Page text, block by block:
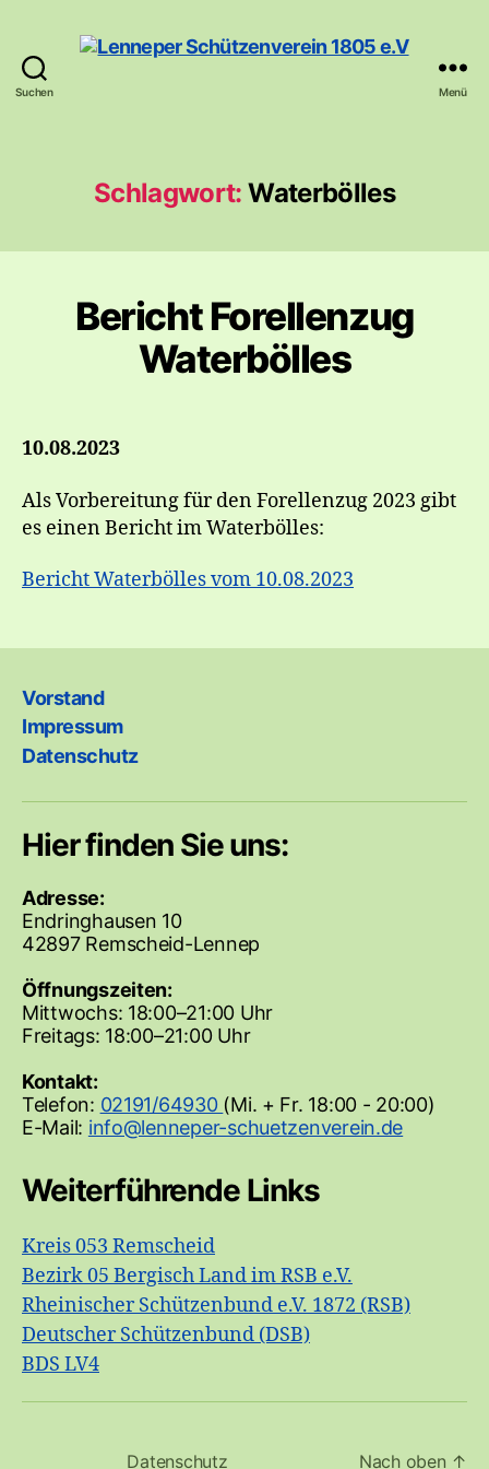
Suchen
e.V
Menü
Schlagwort: Waterbölles
Bericht Forellenzug
Waterbölles
10.08.2023
Als Vorbereitung für den Forellenzug 2023 gibt
es einen Bericht im Waterbölles:
Bericht Waterbölles vom 10.08.2023
Vorstand
Impressum
Datenschutz
Hier finden Sie uns:
Adresse:
Endringhausen 10
42897 Remscheid-Lennep
Öffnungszeiten:
Mittwochs: 18:00–21:00 Uhr
Freitags: 18:00–21:00 Uhr
Kontakt:
Telefon: 02191/64930 (Mi. + Fr. 18:00 - 20:00)
E-Mail:
Weiterführende Links
Kreis 053 Remscheid
Bezirk 05 Bergisch Land im RSB e.V.
Rheinischer Schützenbund e.V. 1872 (RSB)
Deutscher Schützenbund (DSB)
BDS LV4
Datenschutz Nach oben ↑